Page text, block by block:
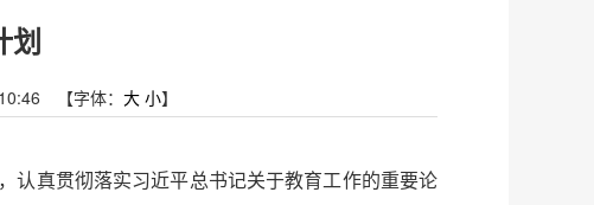
划
【字体： 大 小】
认真贯彻落实习近平总书记关于教育工作的重要论